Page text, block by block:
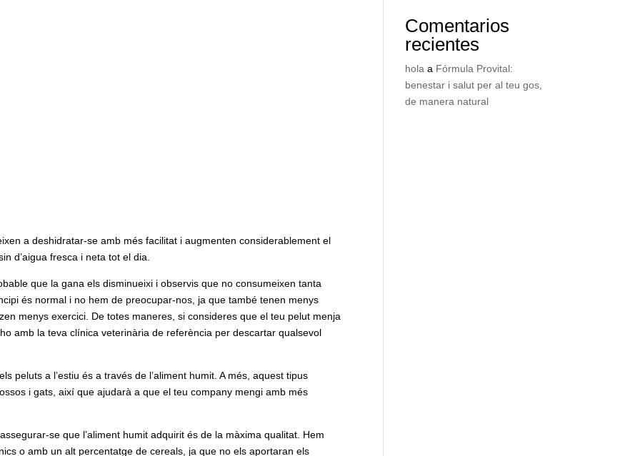
a deshidratar-se amb més facilitat i augmenten considerablement el
d’aigua fresca i neta tot el dia.
que la gana els disminueixi i observis que no consumeixen tanta
és normal i no hem de preocupar-nos, ja que també tenen menys
menys exercici. De totes maneres, si consideres que el teu pelut menja
amb la teva clínica veterinària de referència per descartar qualsevol
peluts a l’estiu és a través de l’aliment humit. A més, aquest tipus
i gats, així que ajudarà a que el teu company mengi amb més
se que l’aliment humit adquirit és de la màxima qualitat. Hem
o amb un alt percentatge de cereals, ja que no els aportaran els
Comentarios
recientes
hola a Fórmula Provital:
benestar i salut per al teu gos,
de manera natural